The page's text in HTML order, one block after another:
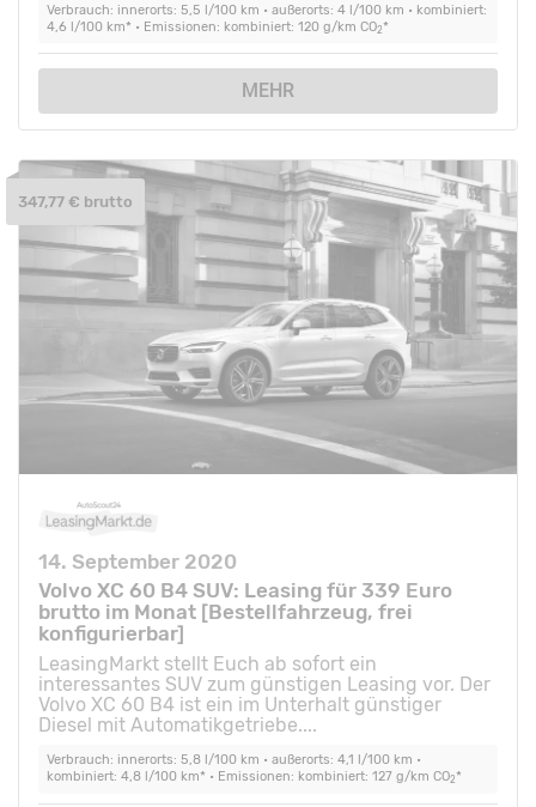
Verbrauch: innerorts: 5,5 l/100 km • außerorts: 4 l/100 km • kombiniert:
4,6 l/100 km* • Emissionen: kombiniert: 120 g/km CO2*
MEHR
14. September 2020
Volvo XC 60 B4 SUV: Leasing für 339 Euro
brutto im Monat [Bestellfahrzeug, frei
konfigurierbar]
LeasingMarkt stellt Euch ab sofort ein
interessantes SUV zum günstigen Leasing vor. Der
Volvo XC 60 B4 ist ein im Unterhalt günstiger
Diesel mit Automatikgetriebe....
Verbrauch: innerorts: 5,8 l/100 km • außerorts: 4,1 l/100 km •
kombiniert: 4,8 l/100 km* • Emissionen: kombiniert: 127 g/km CO2*
347,77 € brutto